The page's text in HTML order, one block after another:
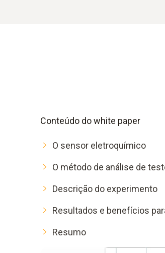
Conteúdo do white paper
O sensor eletroquímico
O método de análise de
Descrição do experimento
Resultados e benefícios
Resumo